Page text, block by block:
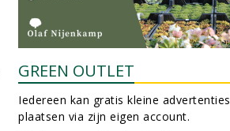
GREEN OUTLET
Iedereen kan gratis kleine advertenties
plaatsen via zijn eigen account.